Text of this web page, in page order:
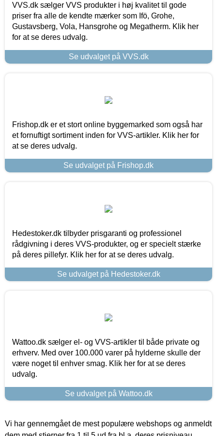
VVS.dk sælger VVS produkter i høj kvalitet til gode
priser fra alle de kendte mærker som Ifö, Grohe,
Gustavsberg, Vola, Hansgrohe og Megatherm. Klik her
for at se deres udvalg.
Se udvalget på VVS.dk
Frishop.dk er et stort online byggemarked som også har
et fornuftigt sortiment inden for VVS-artikler. Klik her for
at se deres udvalg.
Se udvalget på Frishop.dk
Hedestoker.dk tilbyder prisgaranti og professionel
rådgivning i deres VVS-produkter, og er specielt stærke
på deres pillefyr. Klik her for at se deres udvalg.
Se udvalget på Hedestoker.dk
Wattoo.dk sælger el- og VVS-artikler til både private og
erhverv. Med over 100.000 varer på hylderne skulle der
være noget til enhver smag. Klik her for at se deres
udvalg.
Se udvalget på Wattoo.dk
Vi har gennemgået de mest populære webshops og anmeldt